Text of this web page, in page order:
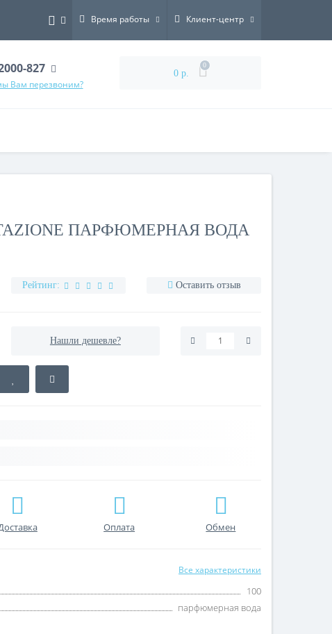
Время работы Клиент-центр
827
Вам перезвоним?
0 р.
0
ПАРФЮМЕРНАЯ ВОДА
Рейтинг: Оставить отзыв
Нашли дешевле?
Оплата Обмен
Все характеристики
100
парфюмерная вода